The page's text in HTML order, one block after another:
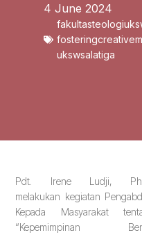
4 June 2024
ukswsalatiga
Pdt. Irene Ludji,
melakukan kegiatan
Kepada Masyarakat
“Kepemimpinan